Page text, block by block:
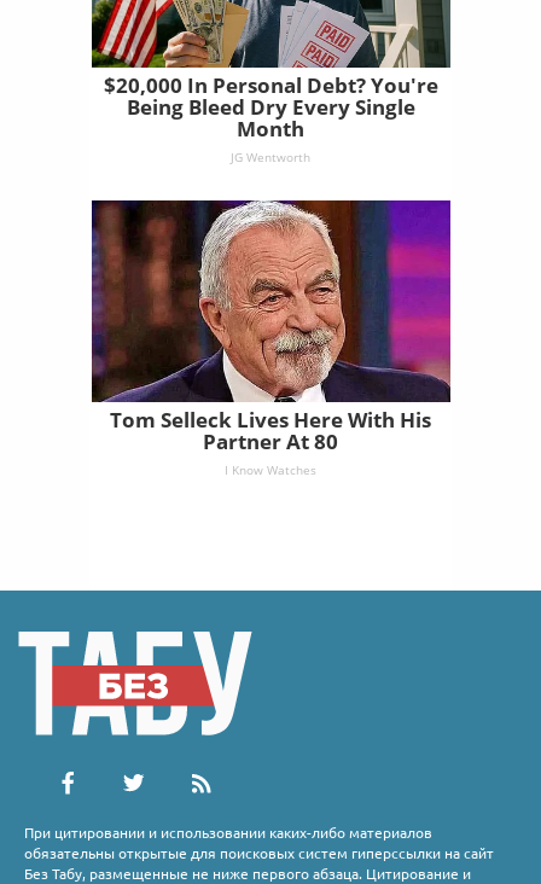
$20,000 In Personal Debt? You're
Being Bleed Dry Every Single
Month
JG Wentworth
Tom Selleck Lives Here With His
Partner At 80
I Know Watches
При цитировании и использовании каких-либо материалов
обязательны открытые для поисковых систем гиперссылки на сайт
Без Табу, размещенные не ниже первого абзаца. Цитирование и